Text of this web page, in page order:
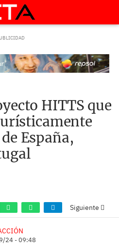
HITTS que
España,
Siguiente
24 - 09:48